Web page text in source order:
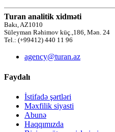
Turan analitik xidməti
Bakı, AZ1010
Süleyman Rəhimov küç.,186, Mən. 24
Tel.: (+99412) 440 11 96
agency@turan.az
Faydalı
İstifadə şərtləri
Məxfilik siyasti
Abunə
Haqqımızda